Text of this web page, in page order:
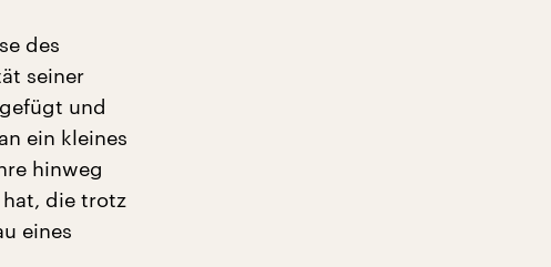
des
seiner
und
ein kleines
hinweg
die trotz
eines